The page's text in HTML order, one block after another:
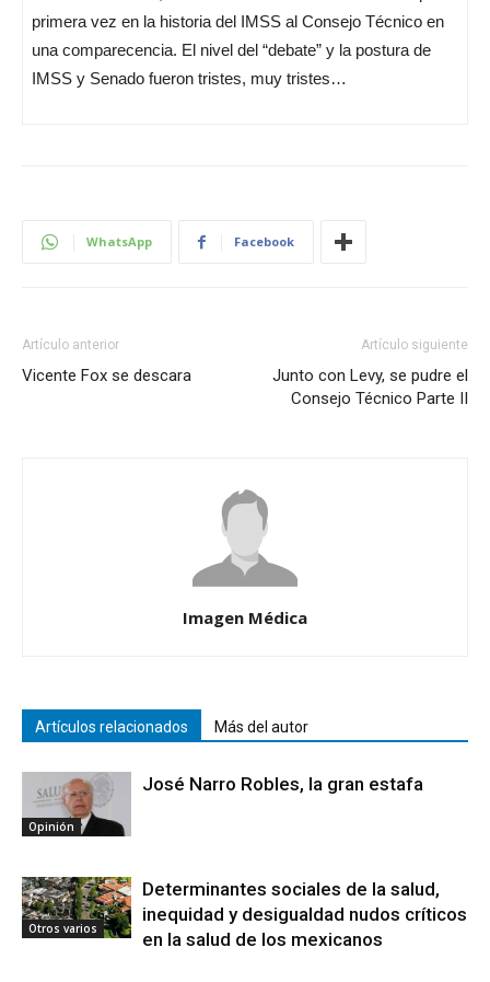
primera vez en la historia del IMSS al Consejo Técnico en
una comparecencia. El nivel del “debate” y la postura de
IMSS y Senado fueron tristes, muy tristes…
WhatsApp Facebook
Artículo anterior
Vicente Fox se descara
Artículo siguiente
Junto con Levy, se pudre el
Consejo Técnico Parte II
Imagen Médica
Artículos relacionados Más del autor
Opinión
José Narro Robles, la gran estafa
Otros varios
Determinantes sociales de la salud,
inequidad y desigualdad nudos críticos
en la salud de los mexicanos